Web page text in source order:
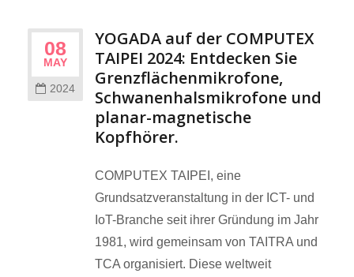
08
MAY
2024
YOGADA auf der COMPUTEX
TAIPEI 2024: Entdecken Sie
Grenzflächenmikrofone,
Schwanenhalsmikrofone und
planar-magnetische
Kopfhörer.
COMPUTEX TAIPEI, eine
Grundsatzveranstaltung in der ICT- und
IoT-Branche seit ihrer Gründung im Jahr
1981, wird gemeinsam von TAITRA und
TCA organisiert. Diese weltweit